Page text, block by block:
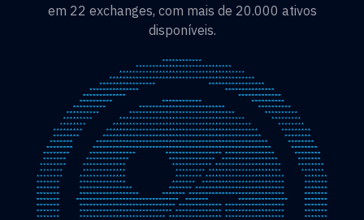
em 22 exchanges, com mais de 20.000 ativos
disponíveis.